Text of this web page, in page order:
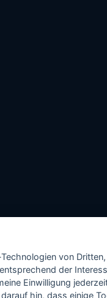
von
der
Einwilligung
hin, dass einige